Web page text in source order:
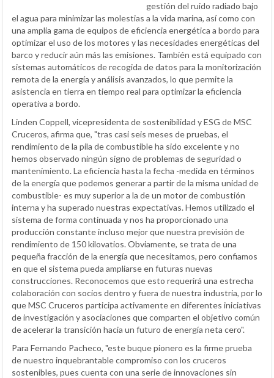
gestión del ruido radiado bajo
el agua para minimizar las molestias a la vida marina, así como con
una amplia gama de equipos de eficiencia energética a bordo para
optimizar el uso de los motores y las necesidades energéticas del
barco y reducir aún más las emisiones. También está equipado con
sistemas automáticos de recogida de datos para la monitorización
remota de la energía y análisis avanzados, lo que permite la
asistencia en tierra en tiempo real para optimizar la eficiencia
operativa a bordo.
Linden Coppell, vicepresidenta de sostenibilidad y ESG de MSC
Cruceros, afirma que, "tras casi seis meses de pruebas, el
rendimiento de la pila de combustible ha sido excelente y no
hemos observado ningún signo de problemas de seguridad o
mantenimiento. La eficiencia hasta la fecha -medida en términos
de la energía que podemos generar a partir de la misma unidad de
combustible- es muy superior a la de un motor de combustión
interna y ha superado nuestras expectativas. Hemos utilizado el
sistema de forma continuada y nos ha proporcionado una
producción constante incluso mejor que nuestra previsión de
rendimiento de 150 kilovatios. Obviamente, se trata de una
pequeña fracción de la energía que necesitamos, pero confiamos
en que el sistema pueda ampliarse en futuras nuevas
construcciones. Reconocemos que esto requerirá una estrecha
colaboración con socios dentro y fuera de nuestra industria, por lo
que MSC Cruceros participa activamente en diferentes iniciativas
de investigación y asociaciones que comparten el objetivo común
de acelerar la transición hacia un futuro de energía neta cero".
Para Fernando Pacheco, "este buque pionero es la firme prueba
de nuestro inquebrantable compromiso con los cruceros
sostenibles, pues cuenta con una serie de innovaciones sin